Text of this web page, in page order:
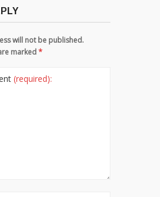
will not be published.
marked*
(required):